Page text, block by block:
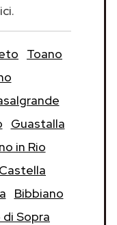
Toano
Guastalla
in Rio
Bibbiano
Sopra